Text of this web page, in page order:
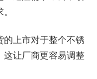
上市对于整个不锈
这让厂商更容易调整